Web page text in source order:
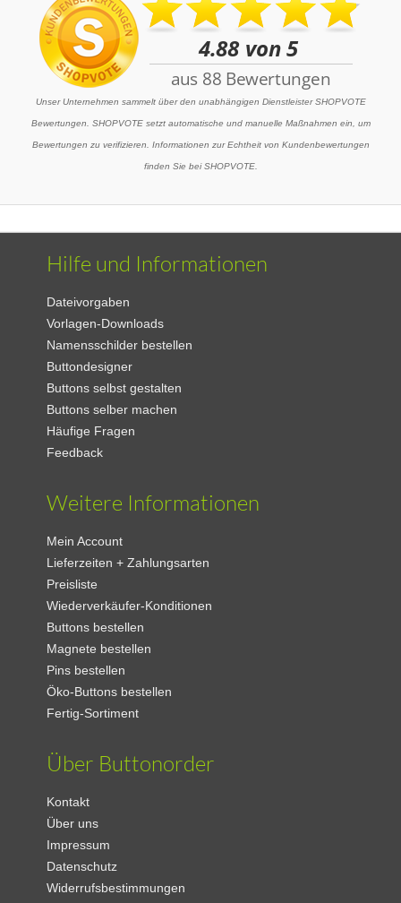
Unser Unternehmen sammelt über den unabhängigen Dienstleister SHOPVOTE
Bewertungen. SHOPVOTE setzt automatische und manuelle Maßnahmen ein, um
Bewertungen zu verifizieren. Informationen zur Echtheit von Kundenbewertungen
finden Sie bei SHOPVOTE.
Hilfe und Informationen
Dateivorgaben
Vorlagen-Downloads
Namensschilder bestellen
Buttondesigner
Buttons selbst gestalten
Buttons selber machen
Häufige Fragen
Feedback
Weitere Informationen
Mein Account
Lieferzeiten + Zahlungsarten
Preisliste
Wiederverkäufer-Konditionen
Buttons bestellen
Magnete bestellen
Pins bestellen
Öko-Buttons bestellen
Fertig-Sortiment
Über Buttonorder
Kontakt
Über uns
Impressum
Datenschutz
Widerrufsbestimmungen